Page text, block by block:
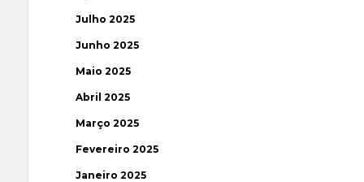
Julho 2025
Junho 2025
Maio 2025
Abril 2025
Março 2025
Fevereiro 2025
Janeiro 2025